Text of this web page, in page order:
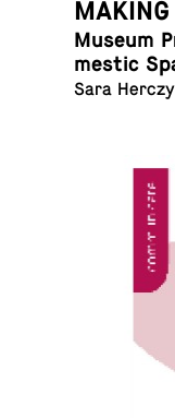
Museum
mes­tic
Sara